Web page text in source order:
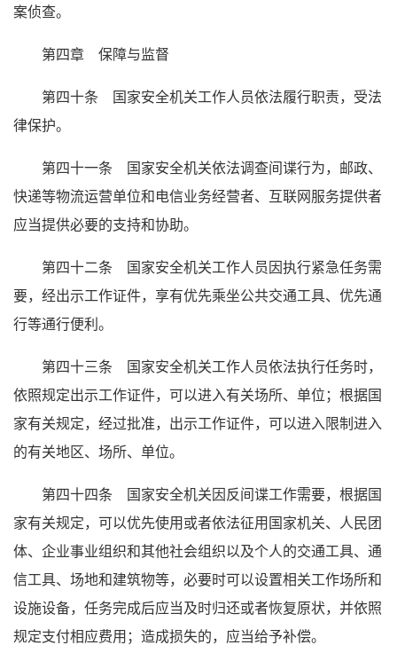
案侦查。
第四章 保障与监督
第四十条 国家安全机关工作人员依法履行职责，受法
律保护。
第四十一条 国家安全机关依法调查间谍行为，邮政、
快递等物流运营单位和电信业务经营者、互联网服务提供者
应当提供必要的支持和协助。
第四十二条 国家安全机关工作人员因执行紧急任务需
要，经出示工作证件，享有优先乘坐公共交通工具、优先通
行等通行便利。
第四十三条 国家安全机关工作人员依法执行任务时，
依照规定出示工作证件，可以进入有关场所、单位；根据国
家有关规定，经过批准，出示工作证件，可以进入限制进入
的有关地区、场所、单位。
第四十四条 国家安全机关因反间谍工作需要，根据国
家有关规定，可以优先使用或者依法征用国家机关、人民团
体、企业事业组织和其他社会组织以及个人的交通工具、通
信工具、场地和建筑物等，必要时可以设置相关工作场所和
设施设备，任务完成后应当及时归还或者恢复原状，并依照
规定支付相应费用；造成损失的，应当给予补偿。